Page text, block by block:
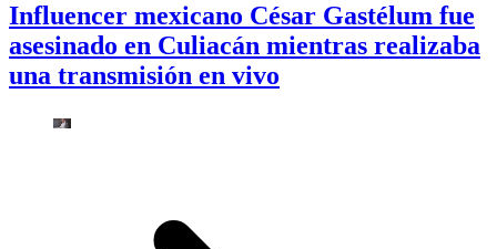
Influencer mexicano César Gastélum fue
asesinado en Culiacán mientras realizaba
una transmisión en vivo